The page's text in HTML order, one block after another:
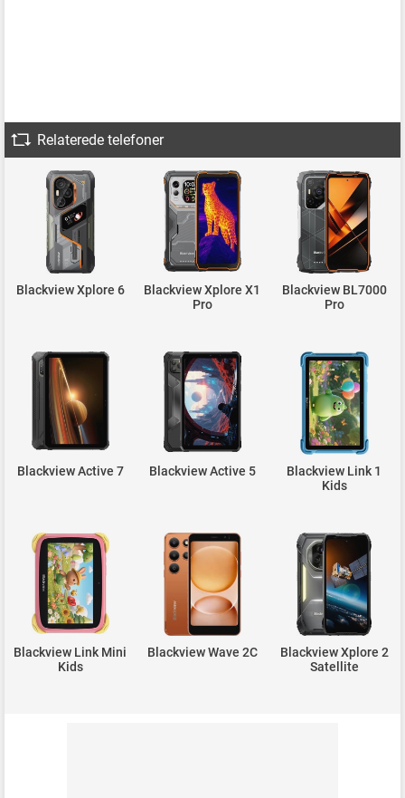
Relaterede telefoner
Blackview Xplore 6
Blackview Xplore X1
Pro
Blackview BL7000
Pro
Blackview Active 7 Blackview Active 5
Blackview Link 1
Kids
Blackview Link Mini
Kids
Blackview Wave 2C
Blackview Xplore 2
Satellite